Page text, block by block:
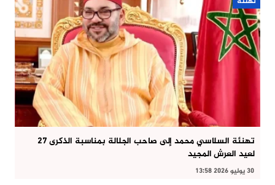
تهنئة السلاسي محمد إلى صاحب الجلالة بمناسبة الذكرى 27
لعيد العرش المجيد
30 يوليو 2026 13:58